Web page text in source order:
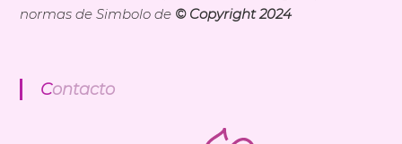
normas de Simbolo de © Copyright 2024
Contacto